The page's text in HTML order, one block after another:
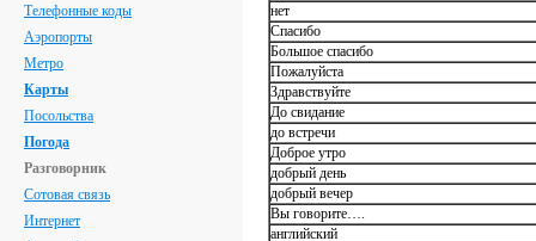
Телефонные коды
Аэропорты
Метро
Карты
Посольства
Погода
Разговорник
Сотовая связь
Интернет
нет
Спасибо
Большое спасибо
Пожалуйста
Здравствуйте
До свидание
до встречи
Доброе утро
добрый день
добрый вечер
Вы говорите….
английский